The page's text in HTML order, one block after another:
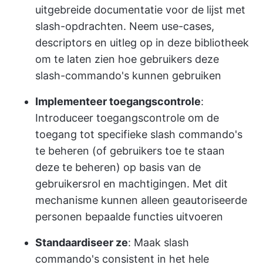
uitgebreide documentatie voor de lijst met
slash-opdrachten. Neem use-cases,
descriptors en uitleg op in deze bibliotheek
om te laten zien hoe gebruikers deze
slash-commando's kunnen gebruiken
Implementeer toegangscontrole:
Introduceer toegangscontrole om de
toegang tot specifieke slash commando's
te beheren (of gebruikers toe te staan
deze te beheren) op basis van de
gebruikersrol en machtigingen. Met dit
mechanisme kunnen alleen geautoriseerde
personen bepaalde functies uitvoeren
Standaardiseer ze: Maak slash
commando's consistent in het hele